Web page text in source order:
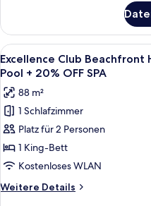
20%
OFF
SPA
anzeigen
Club
Imperial
Suite
with
Pool
+
20%
OFF
SPA
Alle
Fotos
für
Excellence
Club
Beachfront
Honeymoon
Suite
with
Private
12
Excellence Club
Pool + 20% OFF SPA
88 m²
1 Schlafzimmer
Platz für 2 Personen
1 King-Bett
Kostenloses WLAN
Weitere Details
Weitere